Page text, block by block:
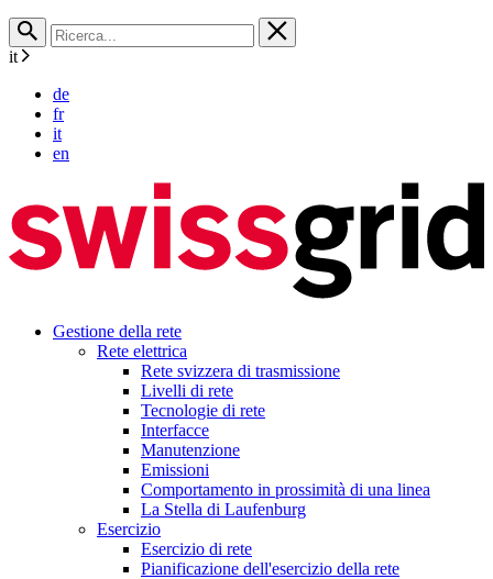
it
de
fr
it
en
Gestione della rete
Rete elettrica
Rete svizzera di trasmissione
Livelli di rete
Tecnologie di rete
Interfacce
Manutenzione
Emissioni
Comportamento in prossimità di una linea
La Stella di Laufenburg
Esercizio
Esercizio di rete
Pianificazione dell'esercizio della rete